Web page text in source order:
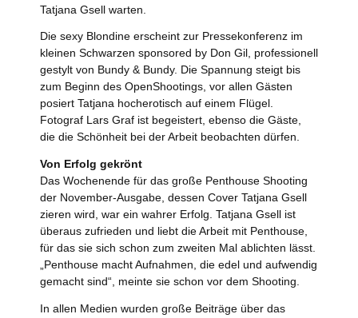
Tatjana Gsell warten.
Die sexy Blondine erscheint zur Pressekonferenz im
kleinen Schwarzen sponsored by Don Gil, professionell
gestylt von Bundy & Bundy. Die Spannung steigt bis
zum Beginn des OpenShootings, vor allen Gästen
posiert Tatjana hocherotisch auf einem Flügel.
Fotograf Lars Graf ist begeistert, ebenso die Gäste,
die die Schönheit bei der Arbeit beobachten dürfen.
Von Erfolg gekrönt
Das Wochenende für das große Penthouse Shooting
der November-Ausgabe, dessen Cover Tatjana Gsell
zieren wird, war ein wahrer Erfolg. Tatjana Gsell ist
überaus zufrieden und liebt die Arbeit mit Penthouse,
für das sie sich schon zum zweiten Mal ablichten lässt.
„Penthouse macht Aufnahmen, die edel und aufwendig
gemacht sind“, meinte sie schon vor dem Shooting.
In allen Medien wurden große Beiträge über das